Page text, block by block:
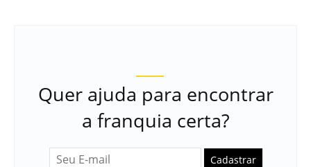
Quer ajuda para encontrar
a franquia certa?
Cadastrar